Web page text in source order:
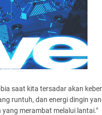
saat kita tersadar akan
runtuh, dan energi dingin
merambat melalui lantai."